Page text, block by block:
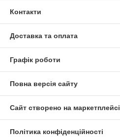
Контакти
Доставка та оплата
Графік роботи
Повна версія сайту
Сайт створено на маркетплейсі
Політика конфіденційності